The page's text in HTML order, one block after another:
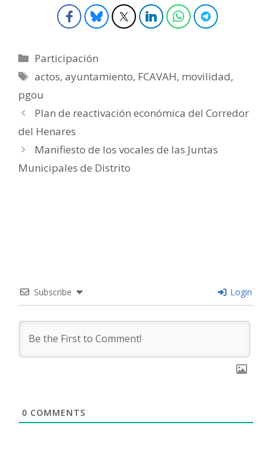
Categorías
Participación
Etiquetas
actos,ayuntamiento, FCAVAH, movilidad,
pgou
Plan de reactivación económica del Corredor
del Henares
Manifiesto de los vocales de las Juntas
Municipales de Distrito
Subscribe Login
0 COMMENTS